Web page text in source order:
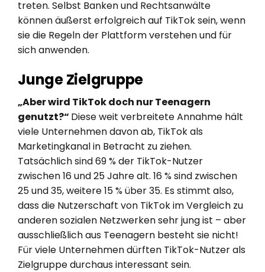
treten. Selbst Banken und Rechtsanwälte
können äußerst erfolgreich auf TikTok sein, wenn
sie die Regeln der Plattform verstehen und für
sich anwenden.
Junge Zielgruppe
„Aber wird TikTok doch nur Teenagern
genutzt?“ Diese weit verbreitete Annahme hält
viele Unternehmen davon ab, TikTok als
Marketingkanal in Betracht zu ziehen.
Tatsächlich sind 69 % der TikTok-Nutzer
zwischen 16 und 25 Jahre alt. 16 % sind zwischen
25 und 35, weitere 15 % über 35. Es stimmt also,
dass die Nutzerschaft von TikTok im Vergleich zu
anderen sozialen Netzwerken sehr jung ist – aber
ausschließlich aus Teenagern besteht sie nicht!
Für viele Unternehmen dürften TikTok-Nutzer als
Zielgruppe durchaus interessant sein.